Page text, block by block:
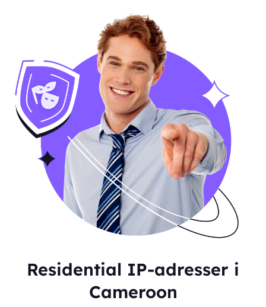
Residential IP-adresser i
Cameroon